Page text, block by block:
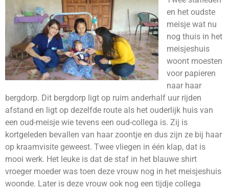
en het oudste
meisje wat nu
nog thuis in het
meisjeshuis
woont moesten
voor papieren
naar haar
bergdorp. Dit bergdorp ligt op ruim anderhalf uur rijden
afstand en ligt op dezelfde route als het ouderlijk huis van
een oud-meisje wie tevens een oud-collega is. Zij is
kortgeleden bevallen van haar zoontje en dus zijn ze bij haar
op kraamvisite geweest. Twee vliegen in één klap, dat is
mooi werk. Het leuke is dat de staf in het blauwe shirt
vroeger moeder was toen deze vrouw nog in het meisjeshuis
woonde. Later is deze vrouw ook nog een tijdje collega